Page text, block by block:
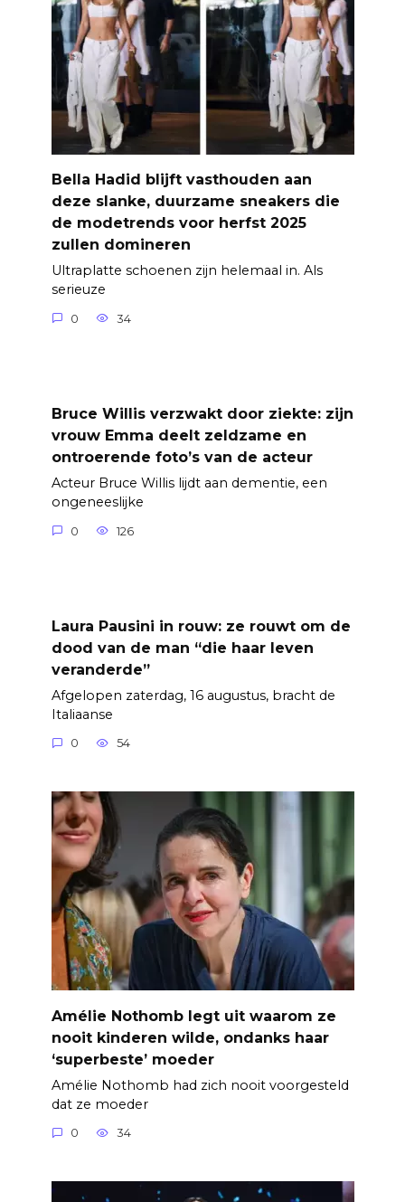
Bella Hadid blijft vasthouden aan
deze slanke, duurzame sneakers die
de modetrends voor herfst 2025
zullen domineren
Ultraplatte schoenen zijn helemaal in. Als
serieuze
0 34
Bruce Willis verzwakt door ziekte: zijn
vrouw Emma deelt zeldzame en
ontroerende foto’s van de acteur
Acteur Bruce Willis lijdt aan dementie, een
ongeneeslijke
0 126
Laura Pausini in rouw: ze rouwt om de
dood van de man “die haar leven
veranderde”
Afgelopen zaterdag, 16 augustus, bracht de
Italiaanse
0 54
Amélie Nothomb legt uit waarom ze
nooit kinderen wilde, ondanks haar
‘superbeste’ moeder
Amélie Nothomb had zich nooit voorgesteld
dat ze moeder
0 34